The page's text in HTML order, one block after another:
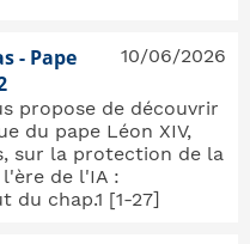
- Pape
propose de découvrir
du pape Léon XIV,
sur la protection de la
de l'IA :
chap.1 [1-27]
10/06/2026